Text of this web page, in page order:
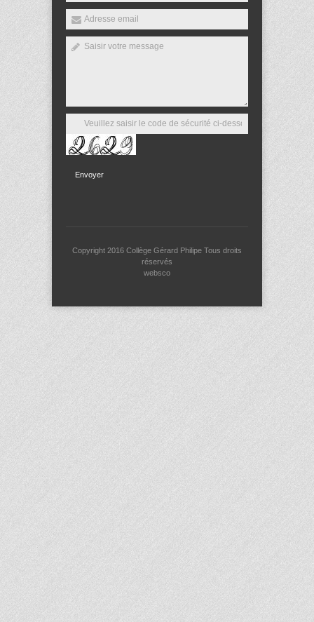
Envoyer
Copyright 2016 Collège Gérard Philipe Tous droits
réservés
websco